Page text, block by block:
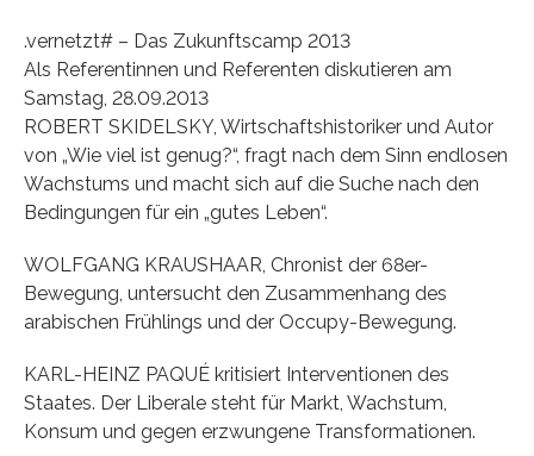
.vernetzt# – Das Zukunftscamp 2013
Als Referentinnen und Referenten diskutieren am
Samstag, 28.09.2013
ROBERT SKIDELSKY, Wirtschaftshistoriker und Autor
von „Wie viel ist genug?“, fragt nach dem Sinn endlosen
Wachstums und macht sich auf die Suche nach den
Bedingungen für ein „gutes Leben“.
WOLFGANG KRAUSHAAR, Chronist der 68er-
Bewegung, untersucht den Zusammenhang des
arabischen Frühlings und der Occupy-Bewegung.
KARL-HEINZ PAQUÉ kritisiert Interventionen des
Staates. Der Liberale steht für Markt, Wachstum,
Konsum und gegen erzwungene Transformationen.